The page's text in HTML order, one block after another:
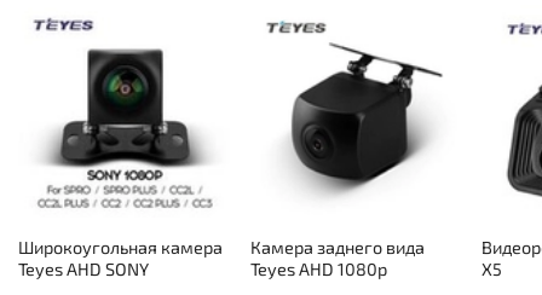
Широкоугольная камера
Teyes AHD SONY
Камера заднего вида
Teyes AHD 1080p
X5